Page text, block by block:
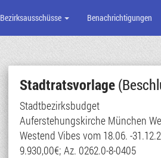
Bezirksausschüsse Benachrichtigungen
Stadtratsvorlage
Stadtbezirksbudget
Auferstehungskirche München
Westend Vibes vom 18.06. -
9.930,00€; Az. 0262.0-8-0405